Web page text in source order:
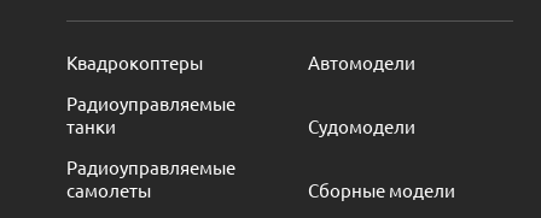
Квадрокоптеры
Автомодели
Радиоуправляемые
танки
Судомодели
Радиоуправляемые
самолеты
Сборные модели